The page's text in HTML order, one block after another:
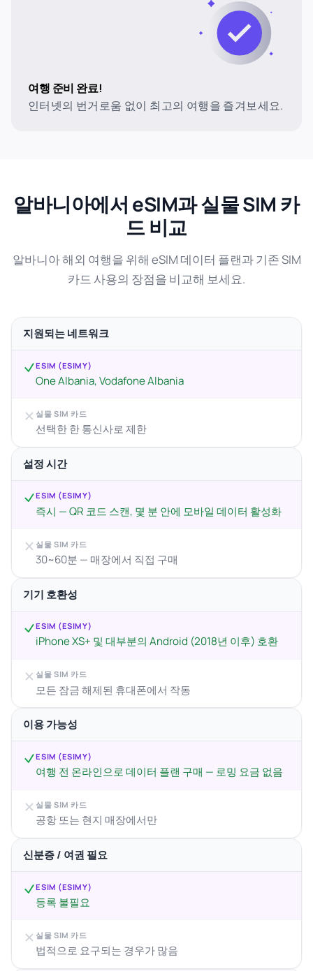
여행 준비 완료!
인터넷의 번거로움 없이 최고의 여행을 즐겨보세요.
알바니아에서 eSIM과 실물 SIM 카
드 비교
알바니아 해외 여행을 위해 eSIM 데이터 플랜과 기존 SIM
카드 사용의 장점을 비교해 보세요.
지원되는 네트워크
ESIM (ESIMY)
One Albania, Vodafone Albania
실물 SIM 카드
선택한 한 통신사로 제한
설정 시간
ESIM (ESIMY)
즉시 — QR 코드 스캔, 몇 분 안에 모바일 데이터 활성화
실물 SIM 카드
30~60분 — 매장에서 직접 구매
기기 호환성
ESIM (ESIMY)
iPhone XS+ 및 대부분의 Android (2018년 이후) 호환
실물 SIM 카드
모든 잠금 해제된 휴대폰에서 작동
이용 가능성
ESIM (ESIMY)
여행 전 온라인으로 데이터 플랜 구매 — 로밍 요금 없음
실물 SIM 카드
공항 또는 현지 매장에서만
신분증 / 여권 필요
ESIM (ESIMY)
등록 불필요
실물 SIM 카드
법적으로 요구되는 경우가 많음